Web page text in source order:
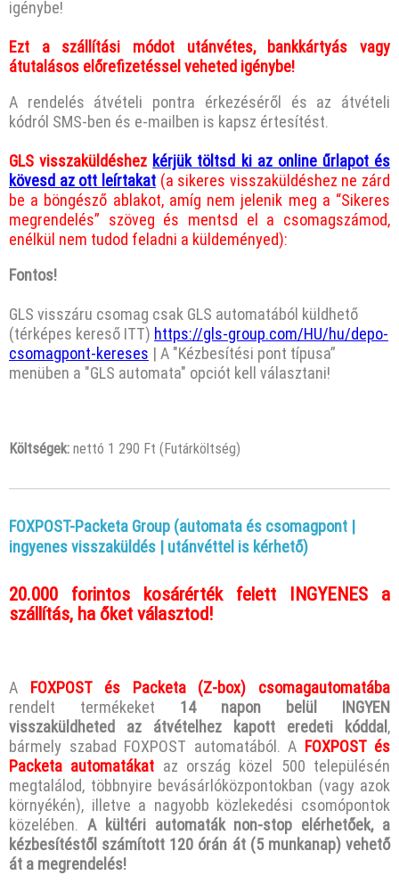
igénybe!
Ezt a szállítási módot utánvétes, bankkártyás vagy
átutalásos előrefizetéssel veheted igénybe!
A rendelés átvételi pontra érkezéséről és az átvételi
kódról SMS-ben és e-mailben is kapsz értesítést.
GLS visszaküldéshez kérjük töltsd ki az online űrlapot és
kövesd az ott leírtakat (a sikeres visszaküldéshez ne zárd
be a böngésző ablakot, amíg nem jelenik meg a “Sikeres
megrendelés” szöveg és mentsd el a csomagszámod,
enélkül nem tudod feladni a küldeményed):
Fontos!
GLS visszáru csomag csak GLS automatából küldhető
(térképes kereső ITT) https://gls-group.com/HU/hu/depo-
csomagpont-kereses | A "Kézbesítési pont típusa”
menüben a "GLS automata" opciót kell választani!
Költségek: nettó 1 290 Ft (Futárköltség)
FOXPOST-Packeta Group (automata és csomagpont |
ingyenes visszaküldés | utánvéttel is kérhető)
20.000 forintos kosárérték felett INGYENES a
szállítás, ha őket választod!
A FOXPOST és Packeta (Z-box) csomagautomatába
rendelt termékeket 14 napon belül INGYEN
visszaküldheted az átvételhez kapott eredeti kóddal,
bármely szabad FOXPOST automatából. A FOXPOST és
Packeta automatákat az ország közel 500 településén
megtalálod, többnyire bevásárlóközpontokban (vagy azok
környékén), illetve a nagyobb közlekedési csomópontok
közelében. A kültéri automaták non-stop elérhetőek, a
kézbesítéstől számított 120 órán át (5 munkanap) vehető
át a megrendelés!